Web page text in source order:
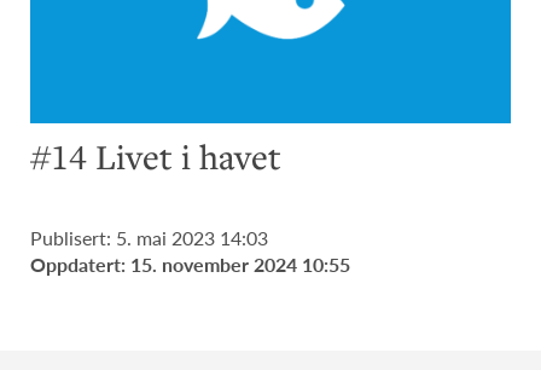
#14 Livet i havet
Publisert: 5. mai 2023 14:03
Oppdatert: 15. november 2024 10:55